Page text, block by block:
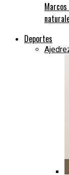
Deportes